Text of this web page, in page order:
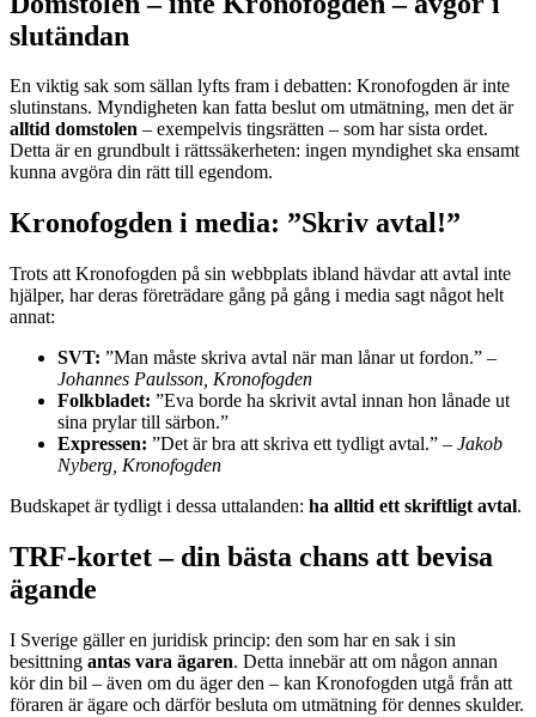
slutändan
En viktig sak som sällan lyfts fram i debatten: Kronofogden är inte
slutinstans. Myndigheten kan fatta beslut om utmätning, men det är
alltid domstolen – exempelvis tingsrätten – som har sista ordet.
Detta är en grundbult i rättssäkerheten: ingen myndighet ska ensamt
kunna avgöra din rätt till egendom.
Kronofogden i media: ”Skriv avtal!”
Trots att Kronofogden på sin webbplats ibland hävdar att avtal inte
hjälper, har deras företrädare gång på gång i media sagt något helt
annat:
SVT: ”Man måste skriva avtal när man lånar ut fordon.” –
Johannes Paulsson, Kronofogden
Folkbladet: ”Eva borde ha skrivit avtal innan hon lånade ut
sina prylar till särbon.”
Expressen: ”Det är bra att skriva ett tydligt avtal.” – Jakob
Nyberg, Kronofogden
Budskapet är tydligt i dessa uttalanden: ha alltid ett skriftligt avtal.
TRF-kortet – din bästa chans att bevisa
ägande
I Sverige gäller en juridisk princip: den som har en sak i sin
besittning antas vara ägaren. Detta innebär att om någon annan
kör din bil – även om du äger den – kan Kronofogden utgå från att
föraren är ägare och därför besluta om utmätning för dennes skulder.